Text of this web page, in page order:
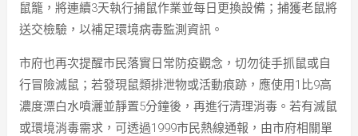
鼠籠，將連續3天執行捕鼠作業並每日更換設備；捕獲老鼠將
送交檢驗，以補足環境病毒監測資訊。
市府也再次提醒市民落實日常防疫觀念，切勿徒手抓鼠或自
行冒險滅鼠；若發現鼠類排泄物或活動痕跡，應使用1比9高
濃度漂白水噴灑並靜置5分鐘後，再進行清理消毒。若有滅鼠
或環境消毒需求，可透過1999市民熱線通報，由市府相關單